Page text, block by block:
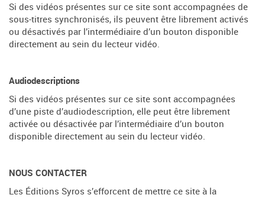
Si des vidéos présentes sur ce site sont accompagnées de
sous-titres synchronisés, ils peuvent être librement activés
ou désactivés par l’intermédiaire d’un bouton disponible
directement au sein du lecteur vidéo.
Audiodescriptions
Si des vidéos présentes sur ce site sont accompagnées
d’une piste d’audiodescription, elle peut être librement
activée ou désactivée par l’intermédiaire d’un bouton
disponible directement au sein du lecteur vidéo.
NOUS CONTACTER
Les Éditions Syros s’efforcent de mettre ce site à la